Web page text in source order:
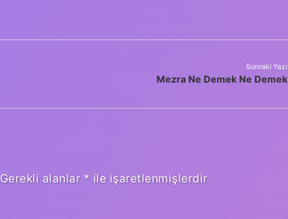
Sonraki Yazı
Mezra Ne Demek Ne Demek
Gerekli alanlar * ile işaretlenmişlerdir